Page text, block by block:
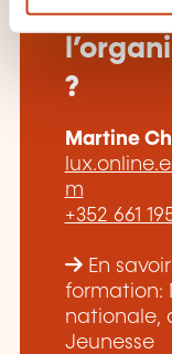
n
?
Martine
m
+352 661
En
formation:
nationale,
Jeunesse